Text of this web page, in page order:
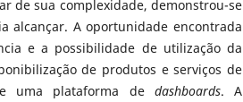
de sua complexidade, demonstrou-se
alcançar. A oportunidade encontrada
e a possibilidade de utilização da
de produtos e serviços de
uma plataforma de dashboards. A